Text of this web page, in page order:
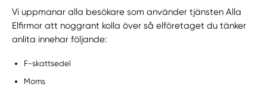
Vi uppmanar alla besökare som använder tjänsten Alla
Elfirmor att noggrant kolla över så elföretaget du tänker
anlita innehar följande:
F-skattsedel
Moms